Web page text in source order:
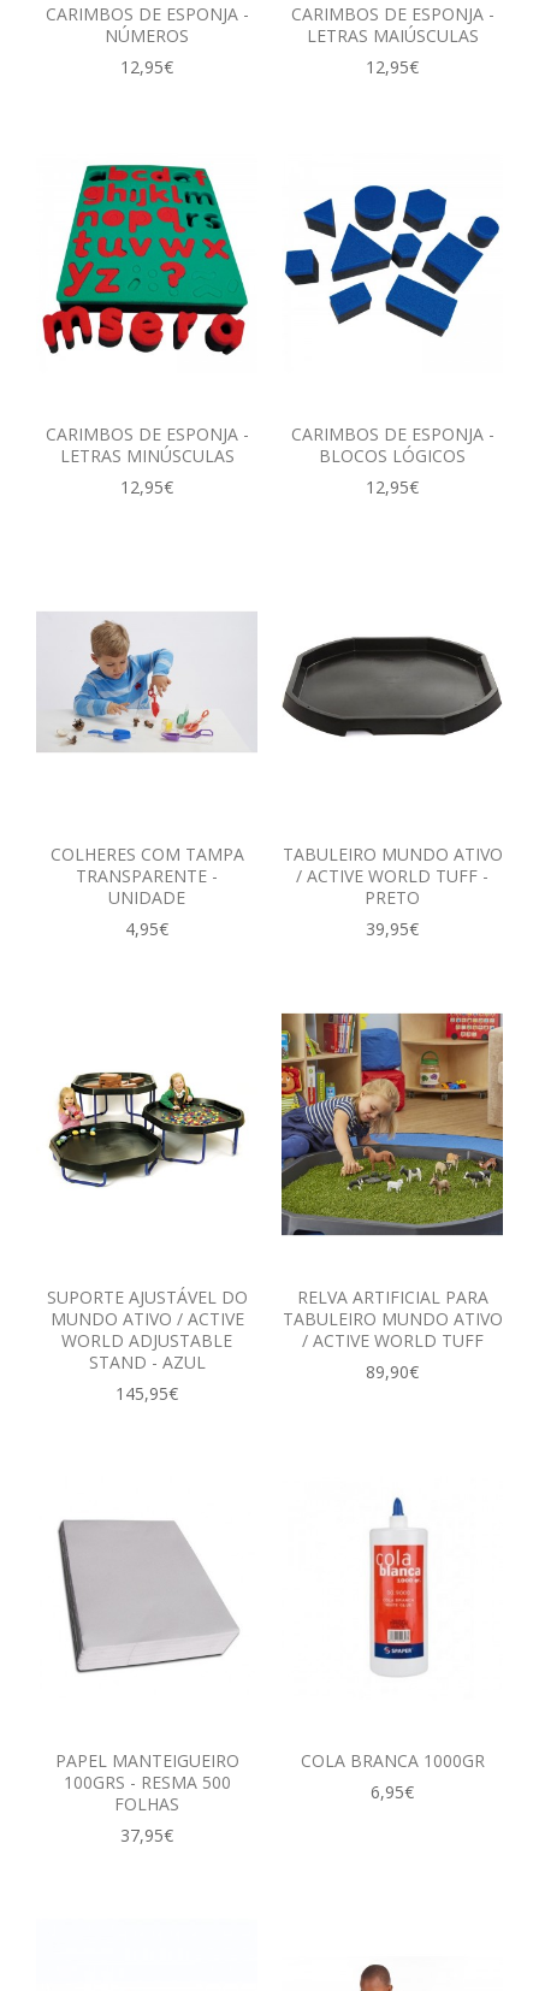
CARIMBOS DE ESPONJA -
NÚMEROS
12,95€
CARIMBOS DE ESPONJA -
LETRAS MAIÚSCULAS
12,95€
CARIMBOS DE ESPONJA -
LETRAS MINÚSCULAS
12,95€
CARIMBOS DE ESPONJA -
BLOCOS LÓGICOS
12,95€
COLHERES COM TAMPA
TRANSPARENTE -
UNIDADE
4,95€
TABULEIRO MUNDO ATIVO
/ ACTIVE WORLD TUFF -
PRETO
39,95€
SUPORTE AJUSTÁVEL DO
MUNDO ATIVO / ACTIVE
WORLD ADJUSTABLE
STAND - AZUL
145,95€
RELVA ARTIFICIAL PARA
TABULEIRO MUNDO ATIVO
/ ACTIVE WORLD TUFF
89,90€
PAPEL MANTEIGUEIRO
100GRS - RESMA 500
FOLHAS
37,95€
COLA BRANCA 1000GR
6,95€